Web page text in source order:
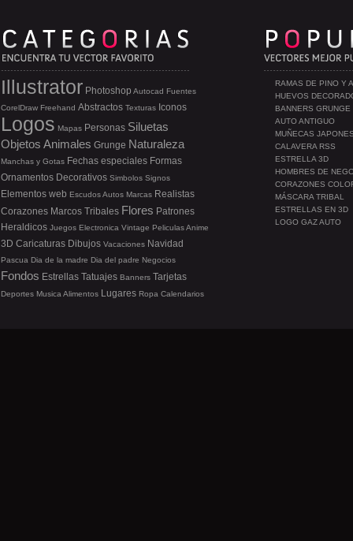
RAMAS DE PINO Y
HUEVOS
BANNERS GRUNGE
AUTO ANTIGUO
MUÑECAS
CALAVERA RSS
ESTRELLA 3D
HOMBRES DE
CORAZONES
MÁSCARA TRIBAL
ESTRELLAS EN 3D
LOGO GAZ AUTO
Illustrator Photoshop Autocad Fuentes
CorelDraw Freehand Abstractos Texturas Iconos
Logos Mapas Personas Siluetas
Objetos Animales Grunge Naturaleza
Manchas y Gotas Fechas especiales Formas
Ornamentos Decorativos Simbolos Signos
Elementos web EscudosAutos Marcas Realistas
Corazones Marcos Tribales Flores Patrones
Heraldicos Juegos Electronica Vintage PeliculasAnime
3D Caricaturas Dibujos Vacaciones Navidad
Pascua Dia de la madre Dia del padre Negocios
Fondos Estrellas Tatuajes Banners Tarjetas
Deportes Musica Alimentos Lugares Ropa Calendarios